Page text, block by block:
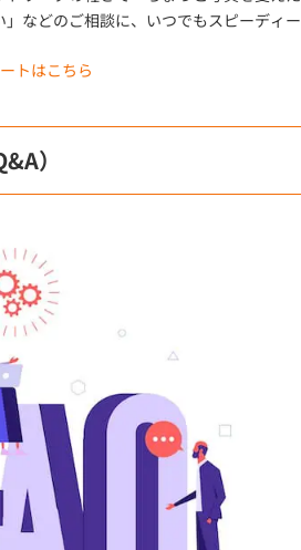
などのご相談に、いつでもスピーディー
トはこちら
）